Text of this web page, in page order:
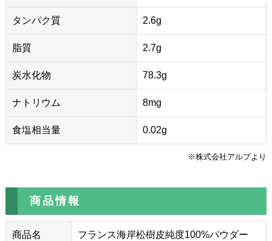
タンパク質 2.6g
脂質 2.7g
炭水化物 78.3g
ナトリウム 8mg
食塩相当量 0.02g
※株式会社アルプより
商品情報
商品名 フランス海岸松樹皮純度100%パウダー